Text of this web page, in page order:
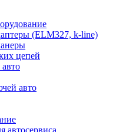
(ELM327, k-line)
цепей
авто
автосервиса